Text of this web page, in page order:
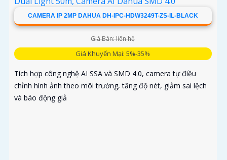
CAMERA IP 2MP DAHUA DH-IPC-HDW3249T-ZS-IL-BLACK
Giá Bán: liên hệ
Giá Khuyến Mại: 5%-35%
Tích hợp công nghệ AI SSA và SMD 4.0, camera tự điều
chỉnh hình ảnh theo môi trường, tăng độ nét, giảm sai lệch
và báo động giả